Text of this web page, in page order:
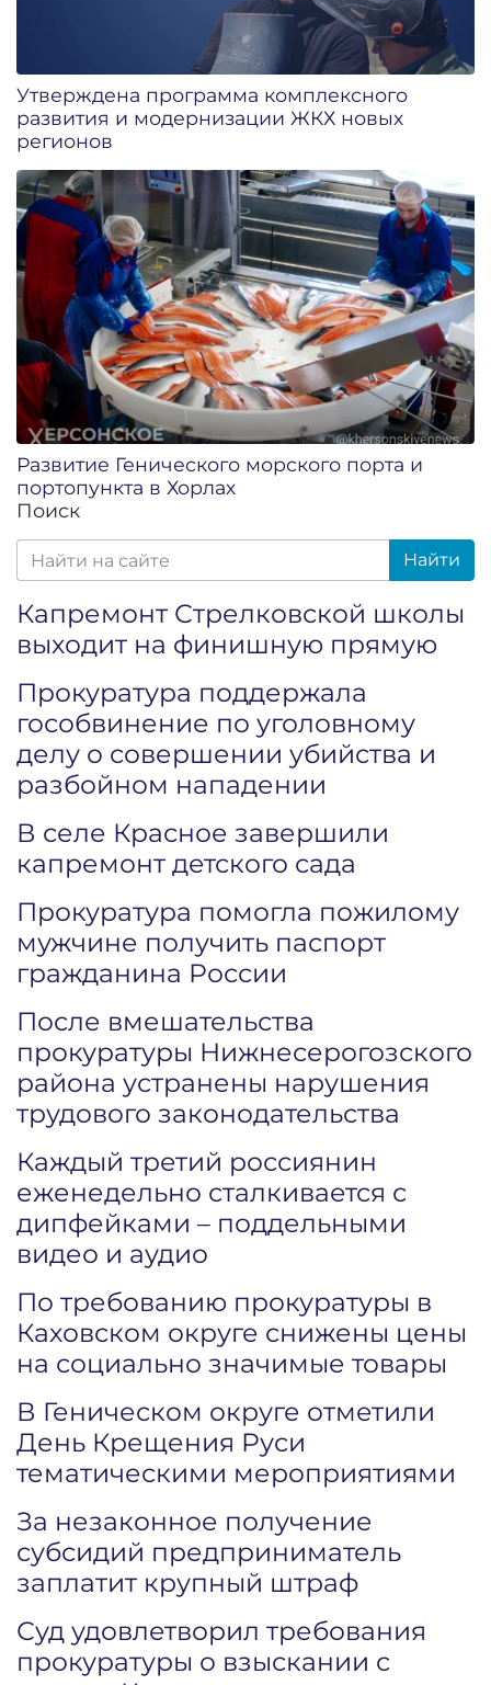
Утверждена программа комплексного
развития и модернизации ЖКХ новых
регионов
Развитие Генического морского порта и
портопункта в Хорлах
Поиск
Найти
Капремонт Стрелковской школы
выходит на финишную прямую
Прокуратура поддержала
гособвинение по уголовному
делу о совершении убийства и
разбойном нападении
В селе Красное завершили
капремонт детского сада
Прокуратура помогла пожилому
мужчине получить паспорт
гражданина России
После вмешательства
прокуратуры Нижнесерогозского
района устранены нарушения
трудового законодательства
Каждый третий россиянин
еженедельно сталкивается с
дипфейками – поддельными
видео и аудио
По требованию прокуратуры в
Каховском округе снижены цены
на социально значимые товары
В Геническом округе отметили
День Крещения Руси
тематическими мероприятиями
За незаконное получение
субсидий предприниматель
заплатит крупный штраф
Суд удовлетворил требования
прокуратуры о взыскании с